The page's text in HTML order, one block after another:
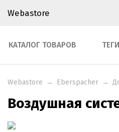
Webastore
КАТАЛОГ ТОВАРОВ ТЕГИ
Webastore → Eberspacher →
Воздушная